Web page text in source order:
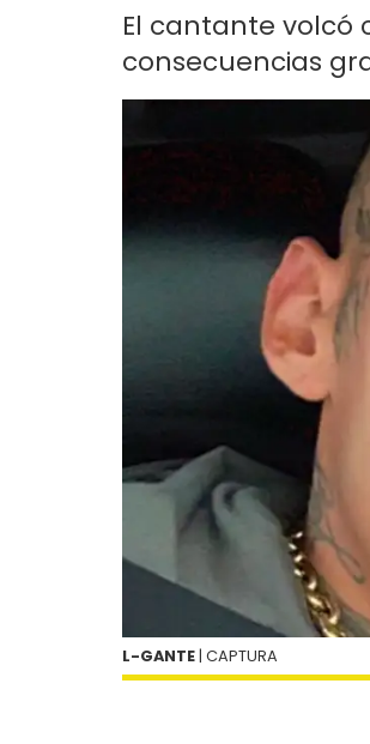
El cantante volcó
consecuencias
L-GANTE | CAPTURA